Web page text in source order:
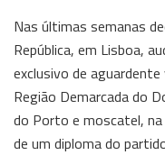
Nas últimas semanas
República, em Lisboa,
exclusivo de
Região Demarcada do
do Porto e moscatel, na
de um diploma do